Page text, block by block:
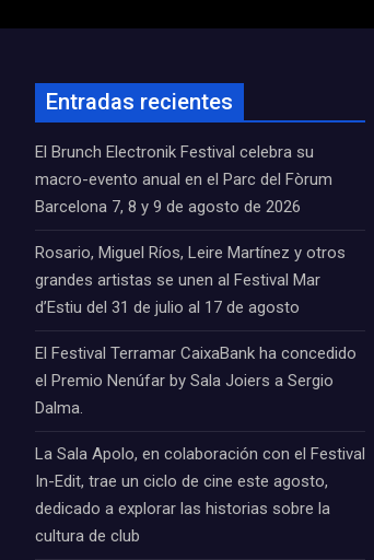
Entradas recientes
El Brunch Electronik Festival celebra su
macro-evento anual en el Parc del Fòrum
Barcelona 7, 8 y 9 de agosto de 2026
Rosario, Miguel Ríos, Leire Martínez y otros
grandes artistas se unen al Festival Mar
d’Estiu del 31 de julio al 17 de agosto
El Festival Terramar CaixaBank ha concedido
el Premio Nenúfar by Sala Joiers a Sergio
Dalma.
La Sala Apolo, en colaboración con el Festival
In-Edit, trae un ciclo de cine este agosto,
dedicado a explorar las historias sobre la
cultura de club